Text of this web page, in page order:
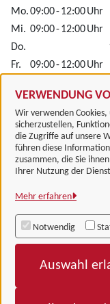
VERWENDUNG
Wir verwenden
sicherzustellen,
die Zugriffe auf unsere
führen diese
zusammen, die Sie
Ihrer Nutzung der
Mehr erfahren
Notwendig
Auswahl
Mo.09:00-12:00Uhr
Mi. 09:00-12:00Uhr
Do.
Fr.
09:00-12:00Uhr
Alle
Landkreis
Alle Rechte